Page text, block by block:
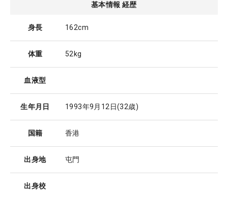
基本情報 経歴
身長 162cm
体重 52kg
血液型
生年月日 1993年9月12日(32歳)
国籍 香港
出身地 屯門
出身校